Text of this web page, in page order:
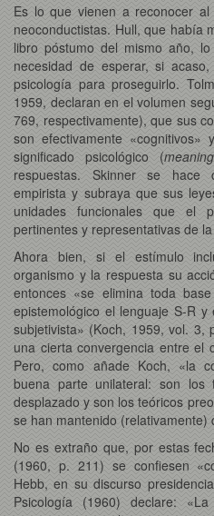
Es lo que vienen a reconocer
neoconductistas. Hull, que había
libro póstumo del mismo año,
necesidad de esperar, si
psicología para proseguirlo.
1959, declaran en el volumen
769, respectivamente), que sus
son efectivamente
significado psicológico (meaning
respuestas. Skinner se hace
empirista y subraya que sus
unidades funcionales que el
pertinentes y representativas de
Ahora bien, si el estímulo
organismo y la respuesta su
entonces «se elimina toda
epistemológico el lenguaje S-R
subjetivista» (Koch, 1959, vol.
una cierta convergencia entre el
Pero, como añade Koch, «la
buena parte unilateral: son
desplazado y son los teóricos
se han mantenido (relativamente)
No es extraño que, por estas
(1960, p. 211) se confiesen
Hebb, en su discurso
Psicología (1960) declare: